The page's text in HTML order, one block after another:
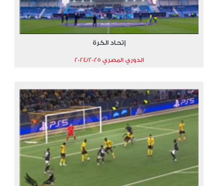
إتحاد الكرة
الدوري المصري 2024/2025